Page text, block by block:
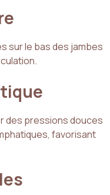
sur le bas des jambes
des pressions douces
favorisant